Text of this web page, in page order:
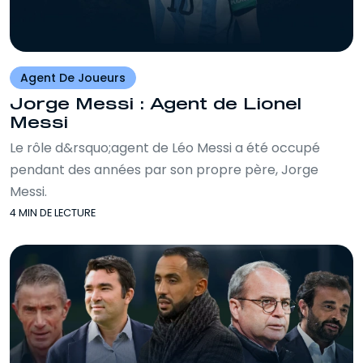
Agent De Joueurs
Jorge Messi : Agent de Lionel
Messi
Le rôle d&rsquo;agent de Léo Messi a été occupé
pendant des années par son propre père, Jorge
Messi.
4 MIN DE LECTURE